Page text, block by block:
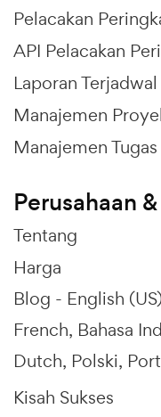
Pelacakan
API Pelacakan
Laporan Terjadwal
Manajemen
Manajemen Tugas
Perusahaan
Tentang
Harga
Blog - English
French Bahasa
Dutch Polski
Kisah Sukses